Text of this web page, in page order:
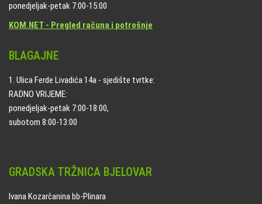
ponedjeljak-petak 7:00-15:00
KOM.NET - Pregled računa i potrošnje
BLAGAJNE
1. Ulica Ferde Livadića 14a - sjedište tvrtke:
RADNO VRIJEME:
ponedjeljak-petak 7:00-18:00,
subotom 8:00-13:00
GRADSKA TRŽNICA BJELOVAR
Ivana Kozarčanina bb-Plinara